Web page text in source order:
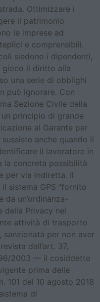
Ottimizzare i
il patrimonio
le imprese ad
e comprensibili.
siedono i dipendenti,
gioco il diritto alla
una serie di obblighi
può ignorare. Con
Sezione Civile della
principio di grande
al Garante per
anche quando il
il lavoratore in
la concreta possibilità
per via indiretta. Il
sistema GPS “fornito
da un’ordinanza-
della Privacy nei
attività di trasporto
per non aver
dall’art. 37,
2003 — il cosiddetto
prima delle
101 del 10 agosto 2018
di